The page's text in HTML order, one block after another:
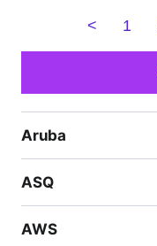
< 1
Aruba
ASQ
AWS